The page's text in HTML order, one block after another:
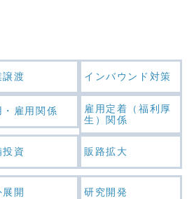
譲渡 インバウンド対策
・雇用関係
雇用定着（福利厚
生）関係
投資 販路拡大
開 研究開発